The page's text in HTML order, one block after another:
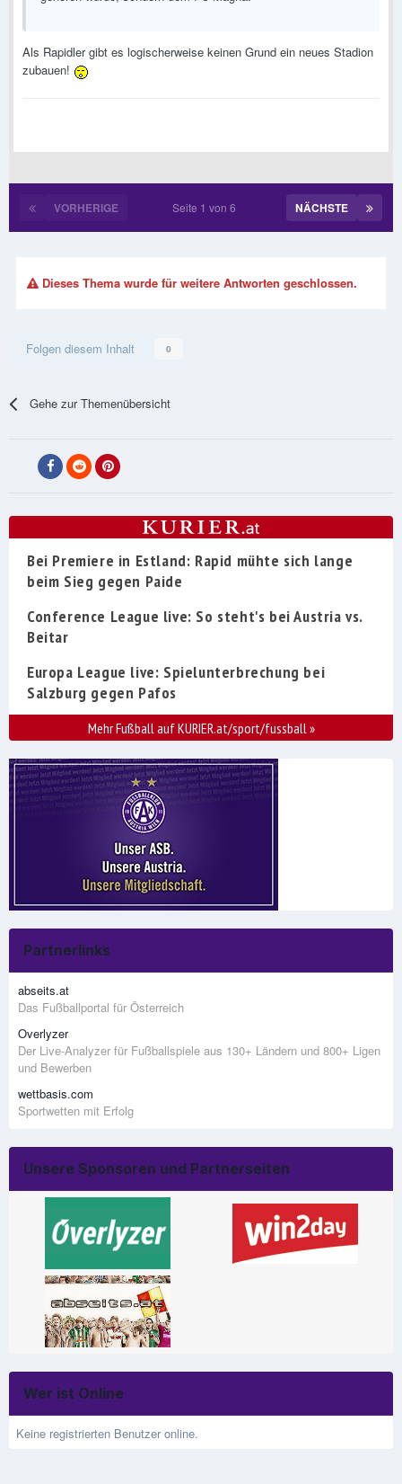
Als Rapidler gibt es logischerweise keinen Grund ein neues Stadion
zubauen!
VORHERIGE NÄCHSTE
Seite 1 von 6
Dieses Thema wurde für weitere Antworten geschlossen.
Folgen diesem Inhalt 0
Gehe zur Themenübersicht
Bei Premiere in Estland: Rapid mühte sich lange
beim Sieg gegen Paide
Conference League live: So steht's bei Austria vs.
Beitar
Europa League live: Spielunterbrechung bei
Salzburg gegen Pafos
Mehr Fußball auf KURIER.at/sport/fussball»
Partnerlinks
abseits.at
Das Fußballportal für Österreich
Overlyzer
Der Live-Analyzer für Fußballspiele aus 130+ Ländern und 800+ Ligen
und Bewerben
wettbasis.com
Sportwetten mit Erfolg
Unsere Sponsoren und Partnerseiten
Wer ist Online
Keine registrierten Benutzer online.